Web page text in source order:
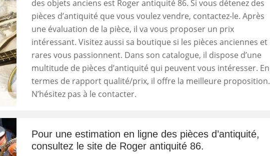
des objets anciens est Roger antiquité 86. Si vous détenez des
pièces d’antiquité que vous voulez vendre, contactez-le. Après
une évaluation de la pièce, il va vous proposer un prix
intéressant. Visitez aussi sa boutique si les pièces anciennes et
rares vous passionnent. Dans son catalogue, il dispose d’une
multitude de pièces d’antiquité qui peuvent vous intéresser. En
termes de rapport qualité/prix, il offre la meilleure proposition.
N’hésitez pas à le contacter.
Pour une estimation en ligne des pièces d’antiquité,
consultez le site de Roger antiquité 86.